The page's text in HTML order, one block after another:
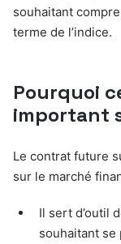
souhaitant
terme de l’indice.
Pourquoi
important
Le contrat future
sur le marché
Il sert d’outil
souhaitant